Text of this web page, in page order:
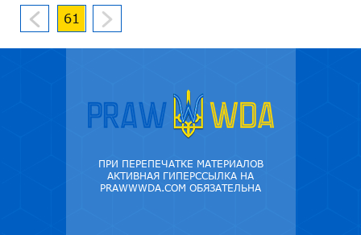
61
ПРИ ПЕРЕПЕЧАТКЕ МАТЕРИАЛОВ
АКТИВНАЯ ГИПЕРССЫЛКА НА
PRAWWWDA.COM ОБЯЗАТЕЛЬНА